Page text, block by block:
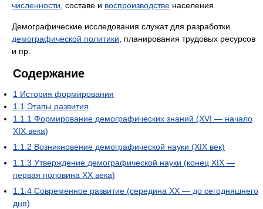
численности , составе и воспроизводстве населения.
Демографические исследования служат для разработки
демографической политики , планирования трудовых ресурсов
и пр.
Содержание
1 История формирования
1.1 Этапы развития
1.1.1 Формирование демографических знаний (XVI — начало
XIX века)
1.1.2 Возникновение демографической науки (XIX век)
1.1.3 Утверждение демографической науки (конец XIX —
первая половина XX века)
1.1.4 Современное развитие (середина XX — до сегодняшнего
дня)